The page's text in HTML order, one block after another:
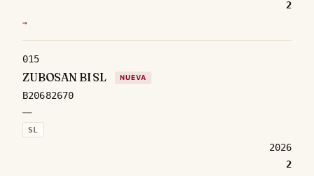
2
→
015
ZUBOSAN BI SL NUEVA
B20682670
—
SL
2026
2